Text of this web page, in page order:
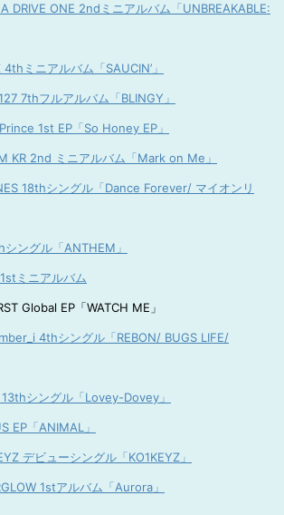
DRIVE ONE 2ndミニアルバム「UNBREAKABLE:
4thミニアルバム「SAUCIN’」
7thフルアルバム「BLINGY」
1st EP「So Honey EP」
KR 2nd ミニアルバム「Mark on Me」
18thシングル「Dance Forever/ マイオンリ
シングル「ANTHEM」
ミニアルバム
Global EP「WATCH ME」
4thシングル「REBON/ BUGS LIFE/
シングル「Lovey-Dovey」
EP「ANIMAL」
デビューシングル「KO1KEYZ」
1stアルバム「Aurora」